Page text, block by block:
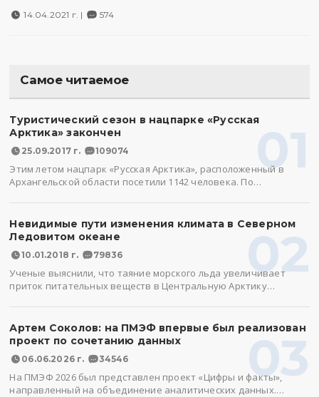
14.04.2021 г. | 574
Самое читаемое
01
Туристический сезон в нацпарке «Русская
Арктика» закончен
25.09.2017 г. 109074
Этим летом нацпарк «Русская Арктика», расположенный в
Архангельской области посетили 1142 человека. По…
02
Невидимые пути изменения климата в Северном
Ледовитом океане
10.01.2018 г. 79836
Ученые выяснили, что таяние морского льда увеличивает
приток питательных веществ в Центральную Арктику…
03
Артем Соколов: на ПМЭФ впервые был реализован
проект по сочетанию данных
06.06.2026 г. 34546
На ПМЭФ 2026 был представлен проект «Цифры и факты»,
направленный на объединение аналитических данных.…